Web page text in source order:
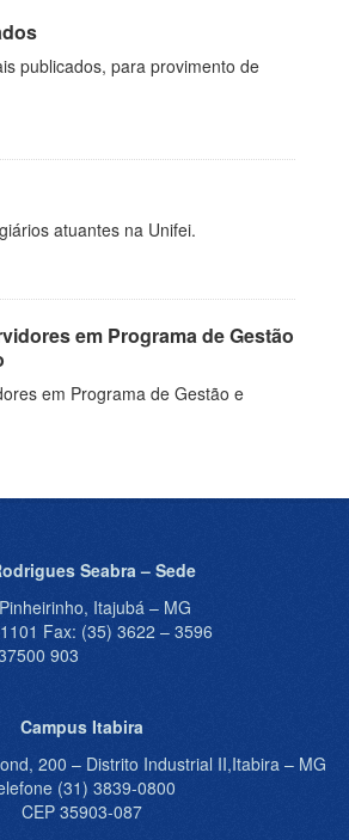
publicados, para provimento de
atuantes na Unifei.
em Programa de Gestão
em Programa de Gestão e
Seabra – Sede
Itajubá – MG
Fax: (35) 3622 – 3596
903
Campus Itabira
200 – Distrito Industrial II,Itabira – MG
(31) 3839-0800
CEP 35903-087